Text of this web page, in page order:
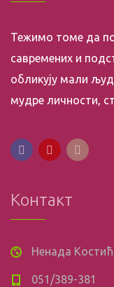
Тежимо томе да
савремених и
обликују мали
мудре личности,
Контакт
Ненада
051/389-381